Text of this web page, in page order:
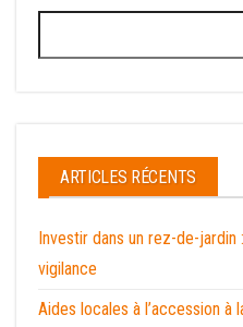
ARTICLES RÉCENTS
Investir dans un rez-de-jardin
vigilance
Aides locales à l’accession